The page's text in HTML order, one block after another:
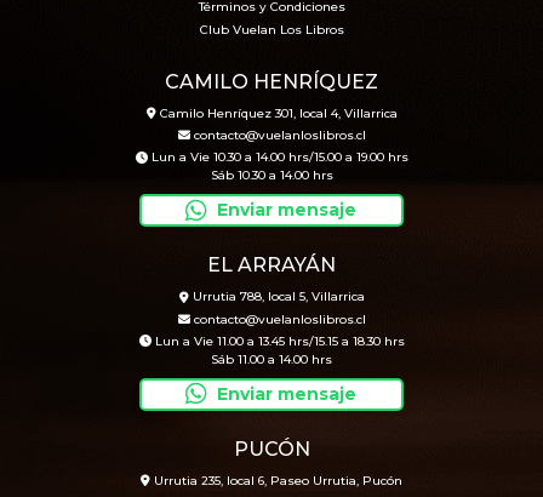
Términos y Condiciones
Club Vuelan Los Libros
CAMILO HENRÍQUEZ
Camilo Henríquez 301, local 4, Villarrica
contacto@vuelanloslibros.cl
Lun a Vie 10.30 a 14.00 hrs/15.00 a 19.00 hrs
Sáb 10.30 a 14.00 hrs
Enviar mensaje
EL ARRAYÁN
Urrutia 788, local 5, Villarrica
contacto@vuelanloslibros.cl
Lun a Vie 11.00 a 13.45 hrs/15.15 a 18.30 hrs
Sáb 11.00 a 14.00 hrs
Enviar mensaje
PUCÓN
Urrutia 235, local 6, Paseo Urrutia, Pucón